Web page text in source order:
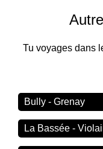
Tu voyages dans
Bully - Grenay
La Bassée -